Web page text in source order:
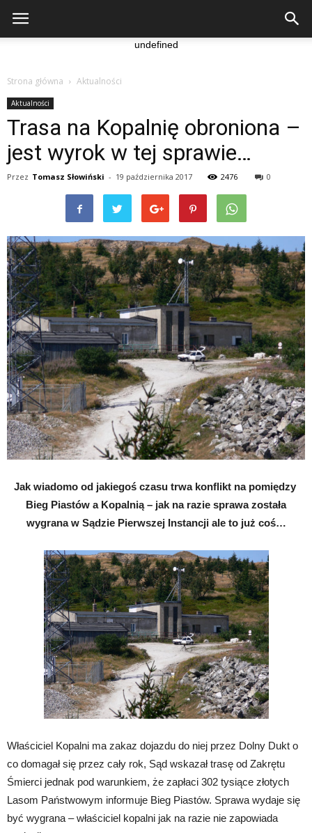
undefined
Strona główna Aktualności
Aktualności
Trasa na Kopalnię obroniona –
jest wyrok w tej sprawie…
Przez Tomasz Słowiński - 19 października 2017 2476 0
Jak wiadomo od jakiegoś czasu trwa konflikt na pomiędzy
Bieg Piastów a Kopalnią – jak na razie sprawa została
wygrana w Sądzie Pierwszej Instancji ale to już coś…
Właściciel Kopalni ma zakaz dojazdu do niej przez Dolny Dukt o
co domagał się przez cały rok, Sąd wskazał trasę od Zakrętu
Śmierci jednak pod warunkiem, że zapłaci 302 tysiące złotych
Lasom Państwowym informuje Bieg Piastów. Sprawa wydaje się
być wygrana – właściciel kopalni jak na razie nie zapowiada